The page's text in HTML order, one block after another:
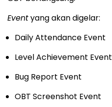
Eventyang akan digelar:
Daily Attendance Event
Level Achievement Event
Bug Report Event
OBT Screenshot Event